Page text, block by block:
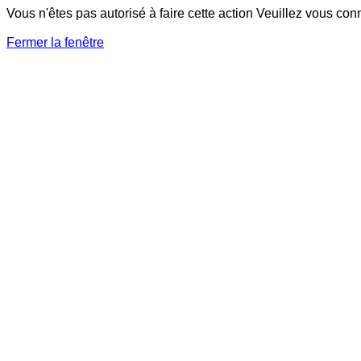
Vous n'êtes pas autorisé à faire cette action Veuillez vous
Fermer la fenêtre